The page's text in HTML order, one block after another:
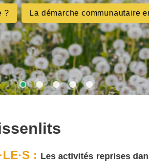
? La démarche communautaire
: Les activités reprises